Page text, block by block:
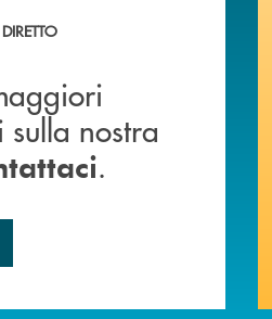
informazioni sulla nostra
nostra
.